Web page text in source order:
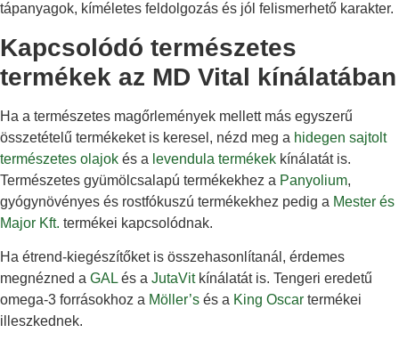
tápanyagok, kíméletes feldolgozás és jól felismerhető karakter.
Kapcsolódó természetes
termékek az MD Vital kínálatában
Ha a természetes magőrlemények mellett más egyszerű
összetételű termékeket is keresel, nézd meg a hidegen sajtolt
természetes olajok és a levendula termékek kínálatát is.
Természetes gyümölcsalapú termékekhez a Panyolium,
gyógynövényes és rostfókuszú termékekhez pedig a Mester és
Major Kft. termékei kapcsolódnak.
Ha étrend-kiegészítőket is összehasonlítanál, érdemes
megnézned a GAL és a JutaVitkínálatát is. Tengeri eredetű
omega-3 forrásokhoz a Möller’s és a King Oscar termékei
illeszkednek.